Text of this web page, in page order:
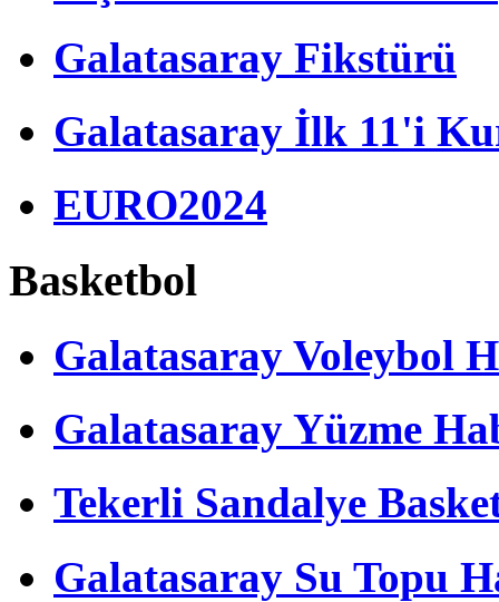
Galatasaray Fikstürü
Galatasaray İlk 11'i
EURO2024
Basketbol
Galatasaray Voleybol
Galatasaray Yüzme
Tekerli Sandalye
Galatasaray Su Topu